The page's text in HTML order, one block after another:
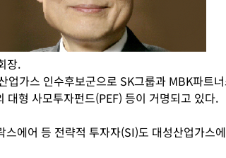
장.
업가스 인수후보군으로 SK그룹과 MBK파트
대형 사모투자펀드(PEF) 등이 거명되고 있다.
스에어 등 전략적 투자자(SI)도 대성산업가스